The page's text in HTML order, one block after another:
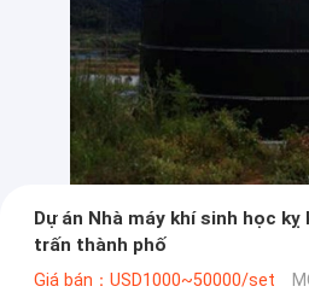
Dự án Nhà máy khí sinh học
trấn thành phố
Giá bán：USD1000~50000/set